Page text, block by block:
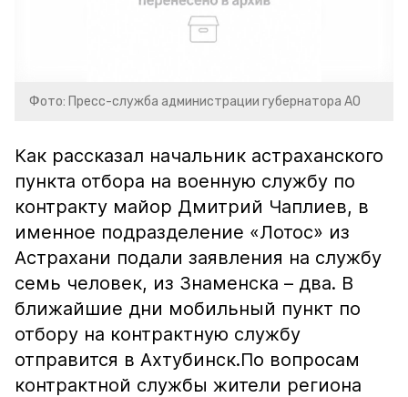
Фото: Пресс-служба администрации губернатора АО
Как рассказал начальник астраханского
пункта отбора на военную службу по
контракту майор Дмитрий Чаплиев, в
именное подразделение «Лотос» из
Астрахани подали заявления на службу
семь человек, из Знаменска – два. В
ближайшие дни мобильный пункт по
отбору на контрактную службу
отправится в Ахтубинск.По вопросам
контрактной службы жители региона